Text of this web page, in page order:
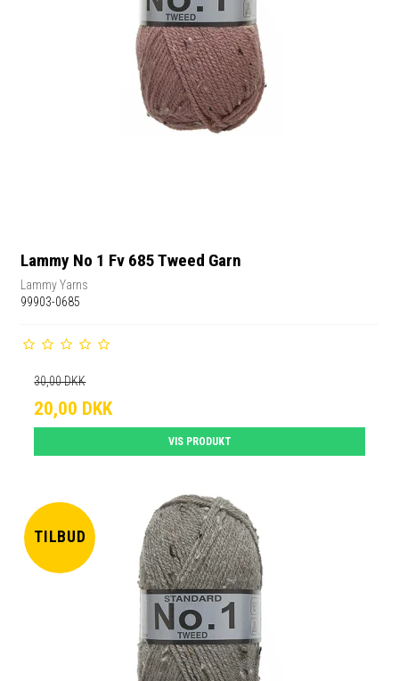
Lammy No 1 Fv 685 Tweed Garn
Lammy Yarns
99903-0685
30,00 DKK
20,00 DKK
VIS PRODUKT
TILBUD